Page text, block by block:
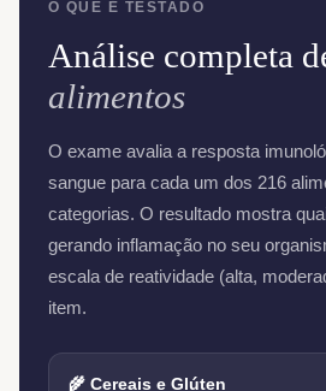
O QUE É TESTADO
Análise completa
alimentos
O exame avalia a resposta
sangue para cada um dos 216
categorias. O resultado mostra
gerando inflamação no seu
escala de reatividade (alta,
item.
🌾 Cereais e Glúten